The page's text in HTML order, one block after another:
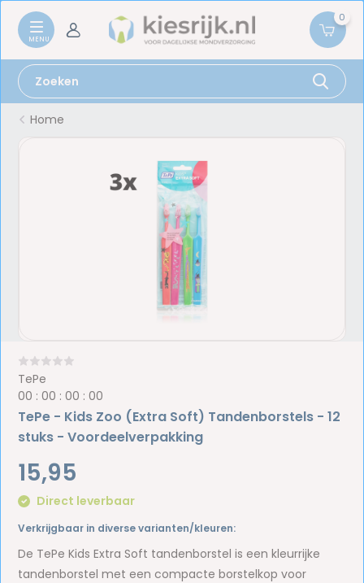
0
Home
TePe
00 :00 :00 :00
TePe - Kids Zoo (Extra Soft) Tandenborstels - 12
stuks - Voordeelverpakking
15,95
Direct leverbaar
Verkrijgbaar in diverse varianten/kleuren:
De TePe Kids Extra Soft tandenborstel is een kleurrijke
tandenborstel met een compacte borstelkop voor